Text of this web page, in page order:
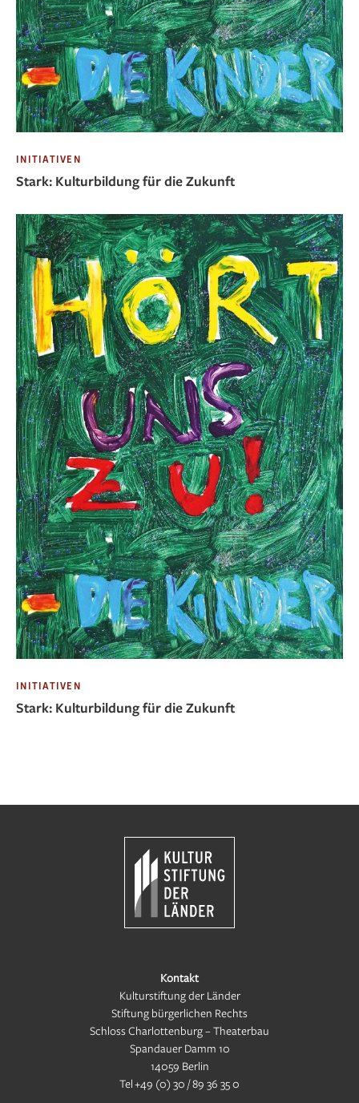
INITIATIVEN
Stark: Kulturbildung für die Zukunft
INITIATIVEN
Stark: Kulturbildung für die Zukunft
Kontakt
Kulturstiftung der Länder
Stiftung bürgerlichen Rechts
Schloss Charlottenburg – Theaterbau
Spandauer Damm 10
14059 Berlin
Tel+49 (0) 30 / 89 36 35 0